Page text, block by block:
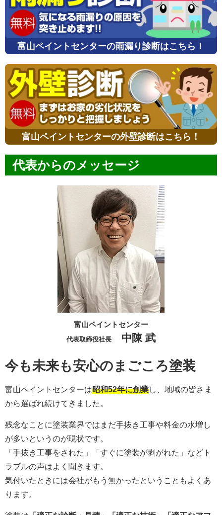
富山ペイントセンターの雨漏り診断はこちら！
富山ペイントセンターの外壁診断はこちら！
代表からのメッセージ
富山ペイントセンター
代表取締役社長 中陳 武
今も未来も安心のまごころ塗装
富山ペイントセンターは昭和52年に創業し、地域の皆さま
から選ばれ続けてきました。
残念なことに塗装業界ではまだ手抜き工事や料金の水増し
が多いというのが現状です。
「手抜き工事をされた」「すぐに塗装が剥がれた」などト
ラブルの声はよく聞きます。
気付いたときには会社がもう無かったということもよくあ
ります。